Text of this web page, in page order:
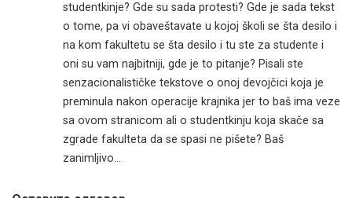
studentkinje? Gde su sada protesti? Gde je sada tekst
o tome, pa vi obaveštavate u kojoj školi se šta desilo i
na kom fakultetu se šta desilo i tu ste za studente i
oni su vam najbitniji, gde je to pitanje? Pisali ste
senzacionalističke tekstove o onoj devojčici koja je
preminula nakon operacije krajnika jer to baš ima veze
sa ovom stranicom ali o studentkinju koja skače sa
zgrade fakulteta da se spasi ne pišete? Baš
zanimljivo…